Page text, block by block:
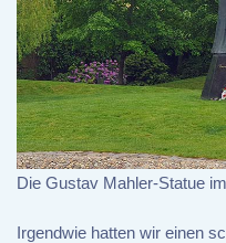
Die Gustav Mahler-Statue
Irgendwie hatten wir einen